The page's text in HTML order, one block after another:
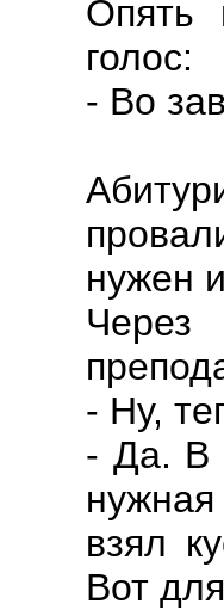
Опять
голос:
- Во
нужен
- Ну,
- Да. В
взял
Вот